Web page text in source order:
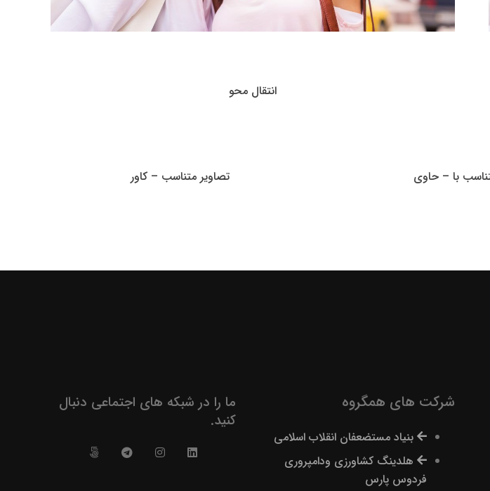
انتقال محو
با – حاوی تصاویر متناسب – کاور
شرکت های همگروه
بنیاد مستضعفان انقلاب اسلامی
هلدینگ کشاورزی ودامپروری
فردوس پارس
ما را در شبکه های اجتماعی دنبال
کنید.